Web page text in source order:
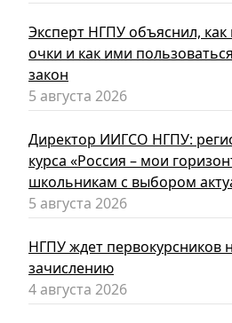
Эксперт НГПУ объяснил,
очки и как ими
закон
5 августа 2026
Директор ИИГСО НГПУ:
курса «Россия – мои
школьникам с выбором
5 августа 2026
НГПУ ждет первокурсников
зачислению
4 августа 2026